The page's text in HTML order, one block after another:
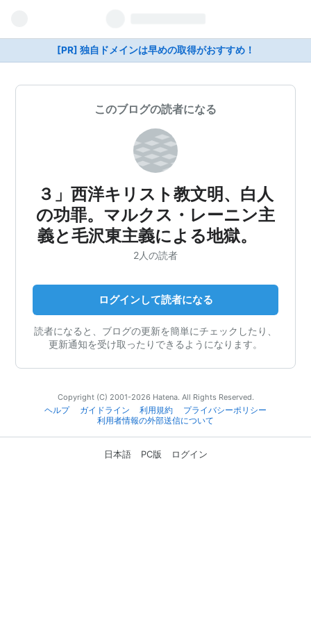
[PR] 独自ドメインは早めの取得がおすすめ！
このブログの読者になる
３」西洋キリスト教文明、白人
の功罪。マルクス・レーニン主
義と毛沢東主義による地獄。
2人の読者
ログインして読者になる
読者になると、ブログの更新を簡単にチェックしたり、
更新通知を受け取ったりできるようになります。
Copyright (C) 2001-2026 Hatena. All Rights Reserved.
ヘルプ
ガイドライン 利用規約
プライバシーポリシー
利用者情報の外部送信について
日本語 PC版 ログイン